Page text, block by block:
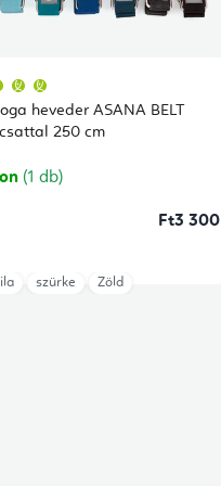
heveder ASANA BELT
250 cm
átlagos
értékelése
5-
csillag.
(1 db)
Ft3 300
szürke Zöld